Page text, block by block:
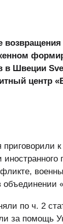
в Швеции
центр
приговорили
по ч. 2
за помощь